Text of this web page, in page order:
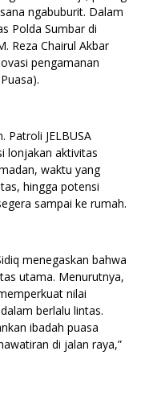
ngabuburit. Dalam
Polda Sumbar di
Reza Chairul Akbar
pengamanan
Patroli JELBUSA
lonjakan aktivitas
waktu yang
hingga potensi
sampai ke rumah.
menegaskan bahwa
utama. Menurutnya,
nilai
berlalu lintas.
ibadah puasa
di jalan raya,”